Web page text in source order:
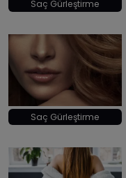
Saç Gürleştirme
Saç Gürleştirme